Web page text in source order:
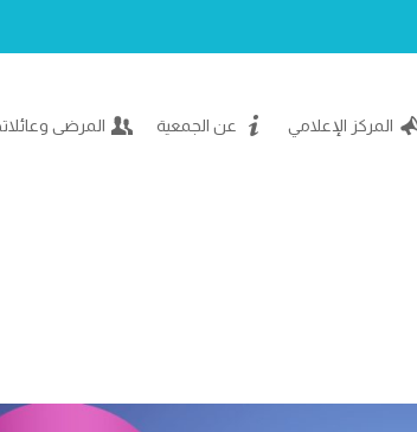
المركز الإعلامي عن الجمعية المرضى